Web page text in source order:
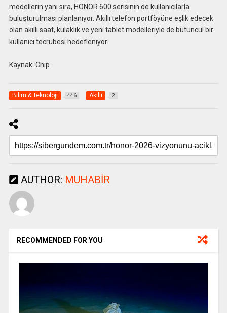
modellerin yanı sıra, HONOR 600 serisinin de kullanıcılarla
buluşturulması planlanıyor. Akıllı telefon portföyüne eşlik edecek
olan akıllı saat, kulaklık ve yeni tablet modelleriyle de bütüncül bir
kullanıcı tecrübesi hedefleniyor.
Kaynak: Chip
Bilim & Teknoloji 446 Akıllı 2
AUTHOR: MUHABIR
RECOMMENDED FOR YOU